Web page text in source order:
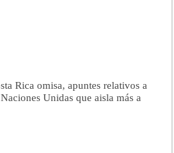
Rica omisa, apuntes relativos a
Unidas que aisla más a